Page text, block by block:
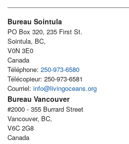
Bureau Sointula
PO Box 320, 235 First St.
Sointula, BC,
V0N 3E0
Canada
Téléphone: 250-973-6580
Télécopieur: 250-973-6581
Courriel: info@livingoceans.org
Bureau Vancouver
#2000 - 355 Burrard Street
Vancouver, BC,
V6C 2G8
Canada